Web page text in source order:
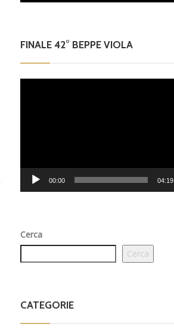
FINALE 42° BEPPE VIOLA
00:00 04:19
Cerca
Cerca
CATEGORIE